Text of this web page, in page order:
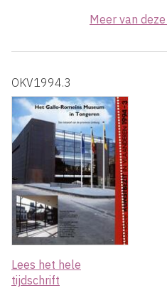
Meer van
OKV1994.3
Lees het hele
tijdschrift